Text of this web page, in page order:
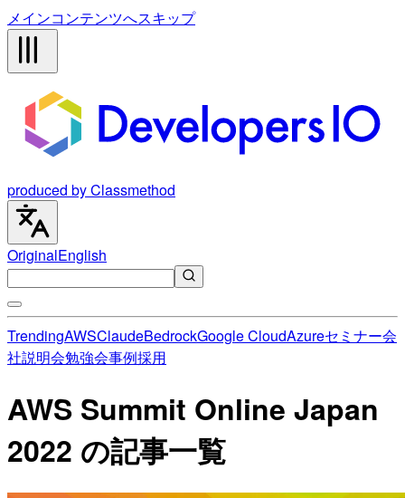
メインコンテンツへスキップ
produced by Classmethod
OriginalEnglish
TrendingAWSClaudeBedrockGoogle CloudAzureセミナー会
社説明会勉強会事例採用
AWS Summit Online Japan
2022 の記事一覧